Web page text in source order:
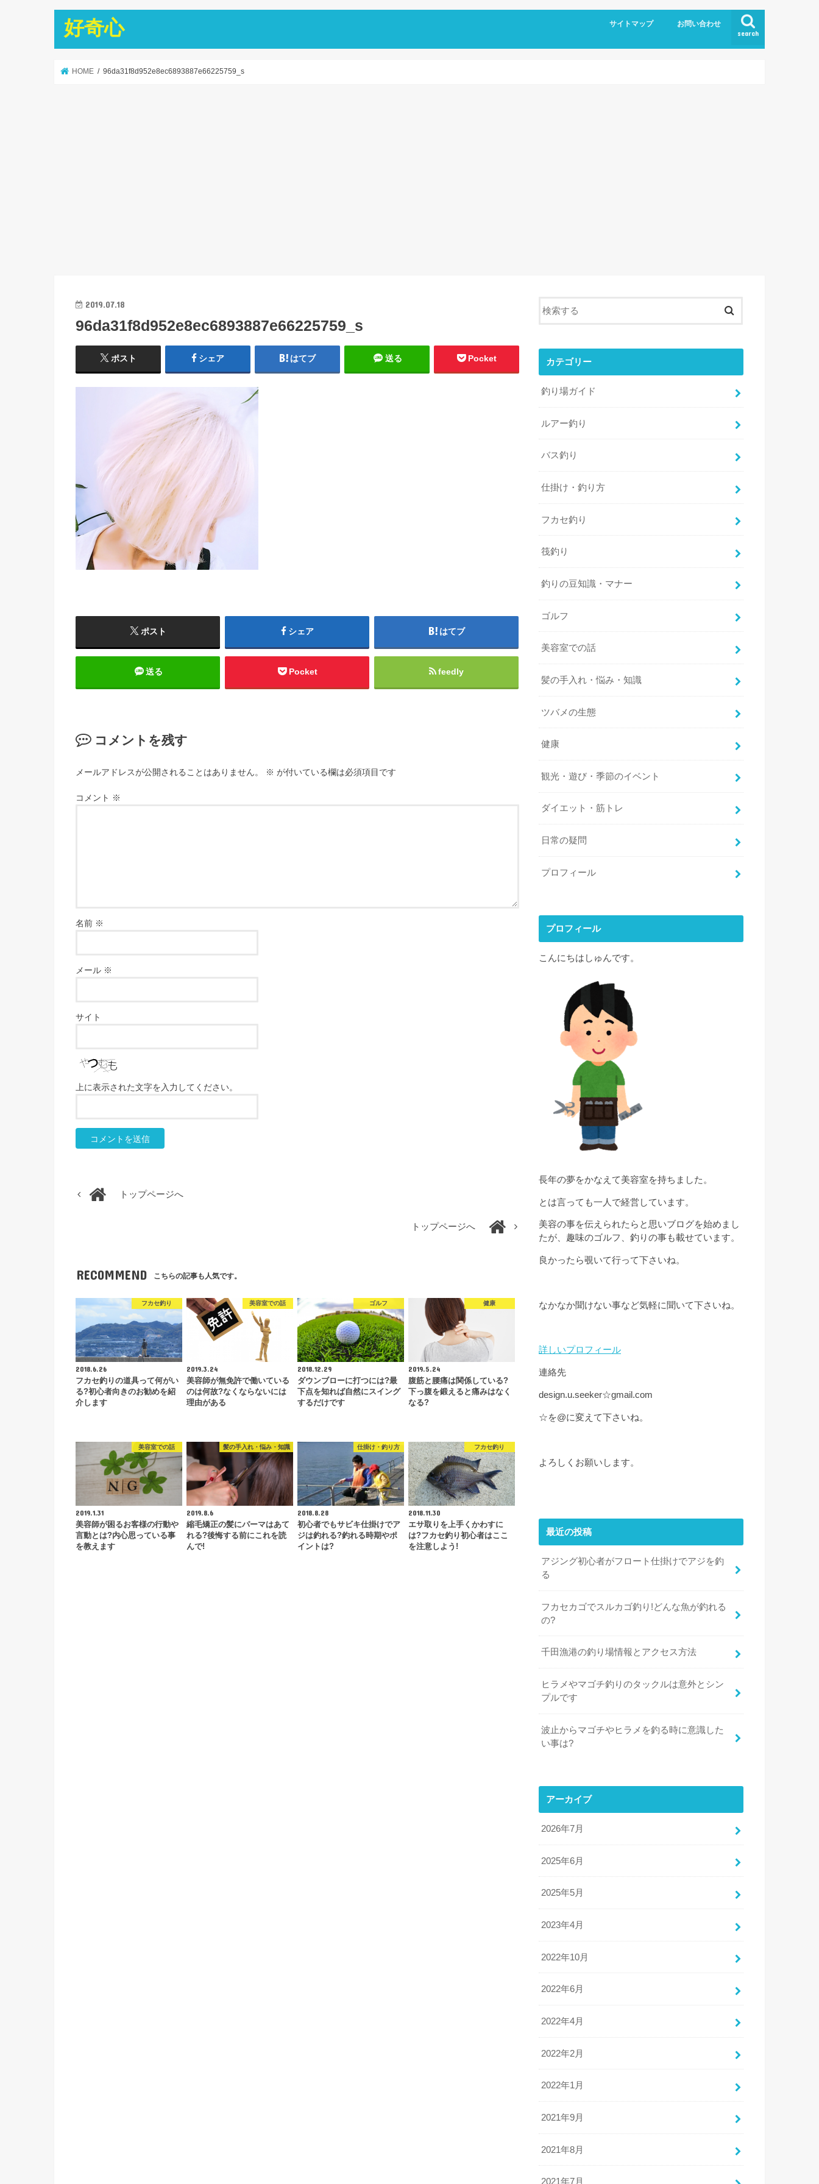
好奇心 search
サイトマップ お問い合わせ
HOME 96da31f8d952e8ec6893887e66225759_s
2019.07.18
96da31f8d952e8ec6893887e66225759_s
ポスト シェア はてブ 送る Pocket
ポスト シェア はてブ
送る Pocket feedly
コメントを残す
メールアドレスが公開されることはありません。 ※ が付いている欄は必須項目です
コメント ※
名前 ※
メール ※
サイト
上に表示された文字を入力してください。
トップページへ
トップページへ
RECOMMEND こちらの記事も人気です。
フカセ釣り
2018.6.26
フカセ釣りの道具って何がい
る?初心者向きのお勧めを紹
介します
美容室での話
2019.3.24
美容師が無免許で働いている
のは何故?なくならないには
理由がある
ゴルフ
2018.12.29
ダウンブローに打つには?最
下点を知れば自然にスイング
するだけです
健康
2019.5.24
腹筋と腰痛は関係している?
下っ腹を鍛えると痛みはなく
なる?
美容室での話
2019.1.31
美容師が困るお客様の行動や
言動とは?内心思っている事
を教えます
髪の手入れ・悩み・知識
2019.8.6
縮毛矯正の髪にパーマはあて
れる?後悔する前にこれを読
んで!
仕掛け・釣り方
2018.8.28
初心者でもサビキ仕掛けでア
ジは釣れる?釣れる時期やポ
イントは?
フカセ釣り
2018.11.30
エサ取りを上手くかわすに
は?フカセ釣り初心者はここ
を注意しよう!
カテゴリー
釣り場ガイド
ルアー釣り
バス釣り
仕掛け・釣り方
フカセ釣り
筏釣り
釣りの豆知識・マナー
ゴルフ
美容室での話
髪の手入れ・悩み・知識
ツバメの生態
健康
観光・遊び・季節のイベント
ダイエット・筋トレ
日常の疑問
プロフィール
プロフィール
こんにちはしゅんです。
長年の夢をかなえて美容室を持ちました。
とは言っても一人で経営しています。
美容の事を伝えられたらと思いブログを始めまし
たが、趣味のゴルフ、釣りの事も載せています。
良かったら覗いて行って下さいね。
なかなか聞けない事など気軽に聞いて下さいね。
詳しいプロフィール
連絡先
design.u.seeker☆gmail.com
☆を@に変えて下さいね。
よろしくお願いします。
最近の投稿
アジング初心者がフロート仕掛けでアジを釣
る
フカセカゴでスルカゴ釣り!どんな魚が釣れる
の?
千田漁港の釣り場情報とアクセス方法
ヒラメやマゴチ釣りのタックルは意外とシン
プルです
波止からマゴチやヒラメを釣る時に意識した
い事は?
アーカイブ
2026年7月
2025年6月
2025年5月
2023年4月
2022年10月
2022年6月
2022年4月
2022年2月
2022年1月
2021年9月
2021年8月
2021年7月